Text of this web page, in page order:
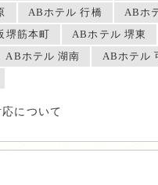
ABホテル 行橋
ABホ
堺筋本町
ABホテル 堺東
ABホテル 湖南
ABホテル
について